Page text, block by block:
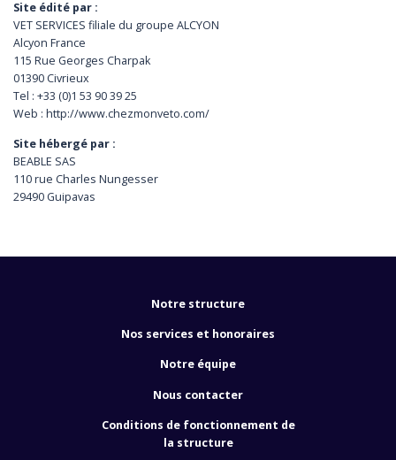
Site édité par :
VET SERVICES filiale du groupe ALCYON
Alcyon France
115 Rue Georges Charpak
01390 Civrieux
Tel : +33 (0)1 53 90 39 25
Web : http://www.chezmonveto.com/
Site hébergé par :
BEABLE SAS
110 rue Charles Nungesser
29490 Guipavas
Notre structure
Nos services et honoraires
Notre équipe
Nous contacter
Conditions de fonctionnement de
la structure